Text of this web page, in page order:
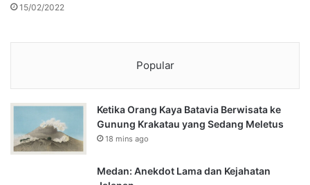
15/02/2022
Popular
Ketika Orang Kaya Batavia Berwisata ke
Gunung Krakatau yang Sedang Meletus
18 mins ago
Medan: Anekdot Lama dan Kejahatan